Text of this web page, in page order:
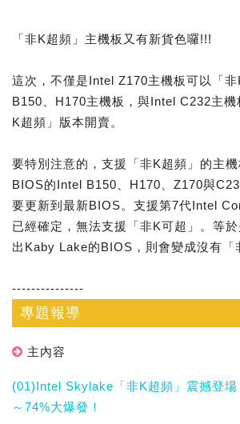
「非K超頻」主機板又有新貨色囉!!!
這次，不僅是Intel Z170主機板可以「
B150、H170主機板，與Intel C232主機
K超頻」版本開賣。
要特別注意的，支援「非K超頻」的主
BIOS的Intel B150、H170、Z170與
要更新到最新BIOS。支援第7代Intel
已經確定，無法支援「非K可超」。等
出Kaby Lake的BIOS，則會變成沒有「
---------------
專題報導
主內容
(01)Intel Skylake「非K超頻」震撼登場
～74%大爆發！